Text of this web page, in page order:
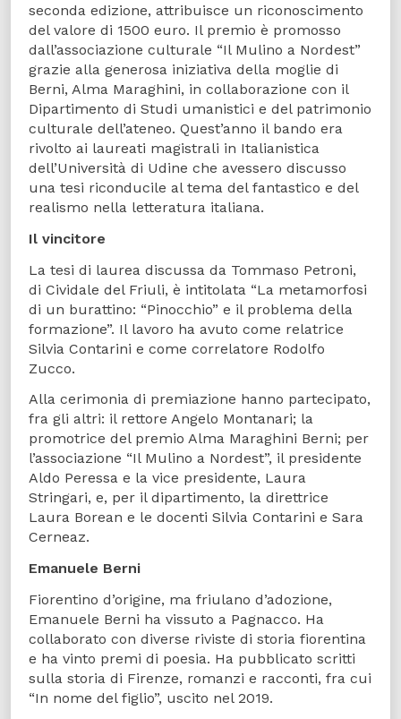
seconda edizione, attribuisce un riconoscimento
del valore di 1500 euro. Il premio è promosso
dall’associazione culturale “Il Mulino a Nordest”
grazie alla generosa iniziativa della moglie di
Berni, Alma Maraghini, in collaborazione con il
Dipartimento di Studi umanistici e del patrimonio
culturale dell’ateneo. Quest’anno il bando era
rivolto ai laureati magistrali in Italianistica
dell’Università di Udine che avessero discusso
una tesi riconducile al tema del fantastico e del
realismo nella letteratura italiana.
Il vincitore
La tesi di laurea discussa da Tommaso Petroni,
di Cividale del Friuli, è intitolata “La metamorfosi
di un burattino: “Pinocchio” e il problema della
formazione”. Il lavoro ha avuto come relatrice
Silvia Contarini e come correlatore Rodolfo
Zucco.
Alla cerimonia di premiazione hanno partecipato,
fra gli altri: il rettore Angelo Montanari; la
promotrice del premio Alma Maraghini Berni; per
l’associazione “Il Mulino a Nordest”, il presidente
Aldo Peressa e la vice presidente, Laura
Stringari, e, per il dipartimento, la direttrice
Laura Borean e le docenti Silvia Contarini e Sara
Cerneaz.
Emanuele Berni
Fiorentino d’origine, ma friulano d’adozione,
Emanuele Berni ha vissuto a Pagnacco. Ha
collaborato con diverse riviste di storia fiorentina
e ha vinto premi di poesia. Ha pubblicato scritti
sulla storia di Firenze, romanzi e racconti, fra cui
“In nome del figlio”, uscito nel 2019.